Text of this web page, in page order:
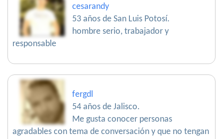
cesarandy
53 años de San Luis Potosí.
hombre serio, trabajador y
responsable
fergdl
54 años de Jalisco.
Me gusta conocer personas
agradables con tema de conversación y que no tengan